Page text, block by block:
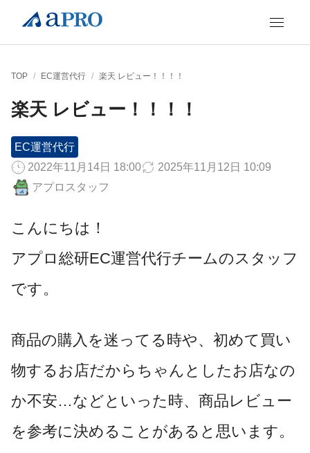
TOP / EC運営代行 / 楽天 レビュー！！！！
楽天 レビュー！！！！
EC運営代行
2022年11月14日 18:00
2025年11月12日 10:09
アプロスタッフ
こんにちは！
アプロ総研EC運営代行チームのスタッフ
です。
商品の購入を迷ってる時や、初めて買い
物するお店だからちゃんとしたお店なの
か不安…などといった時、商品レビュー
を参考に決めることがあると思います。